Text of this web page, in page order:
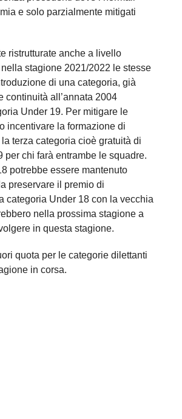
e solo parzialmente mitigati
ristrutturate anche a livello
stagione 2021/2022 le stesse
di una categoria, già
continuità all’annata 2004
Under 19. Per mitigare le
incentivare la formazione di
terza categoria cioè gratuità di
chi farà entrambe le squadre.
potrebbe essere mantenuto
preservare il premio di
categoria Under 18 con la vecchia
nella prossima stagione a
in questa stagione.
quota per le categorie dilettanti
in corsa.